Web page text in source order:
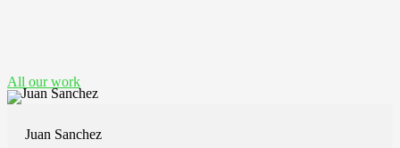
All our work
Juan Sanchez